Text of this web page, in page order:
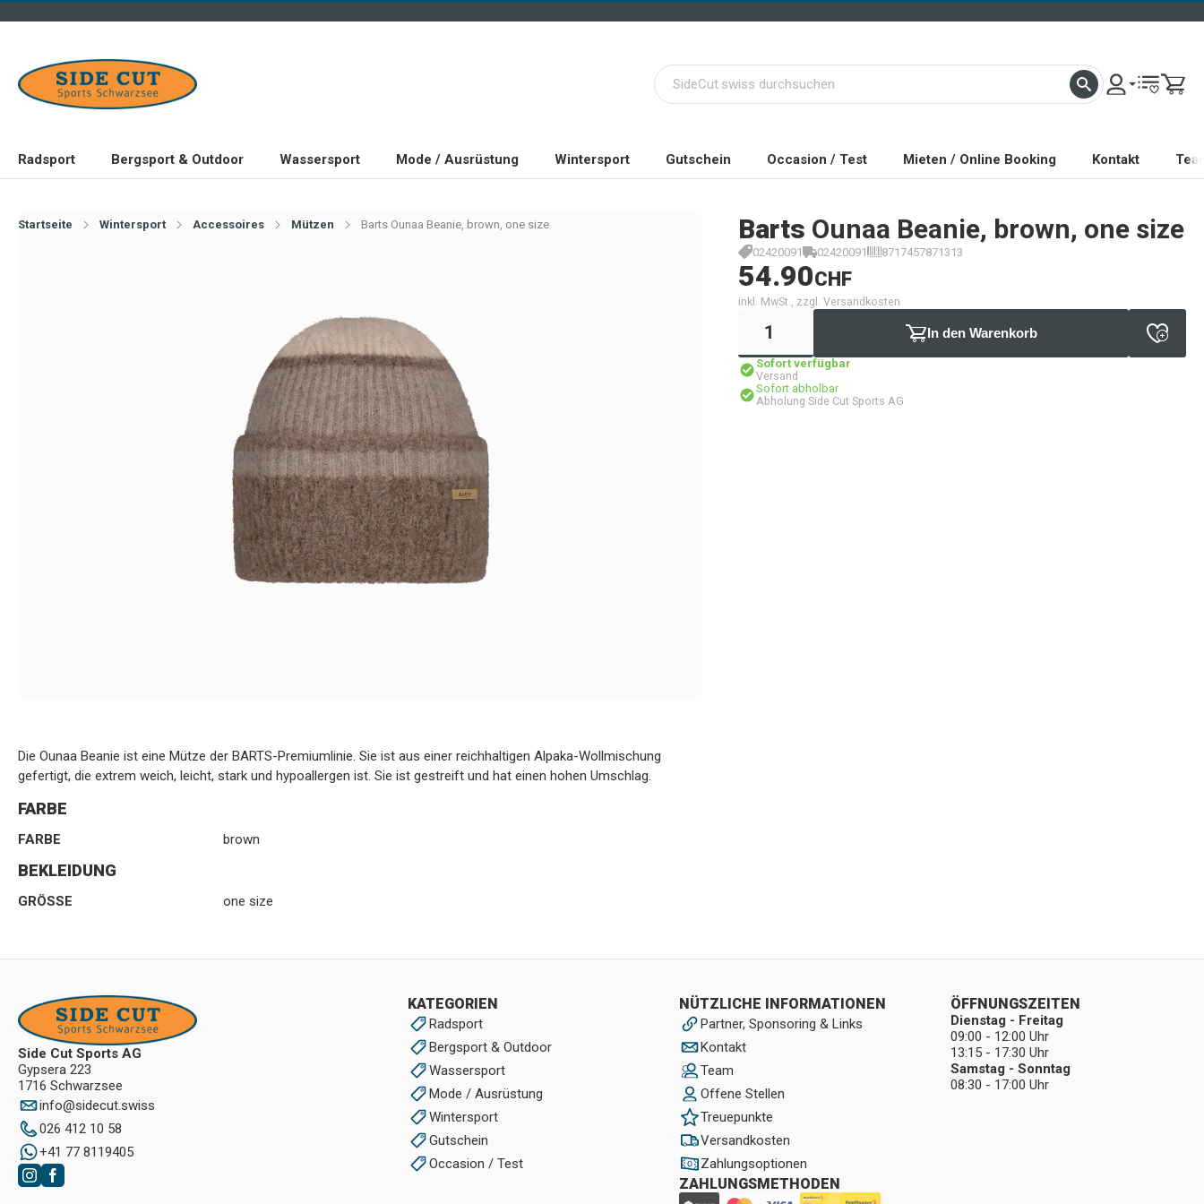
Radsport Bergsport & Outdoor Wassersport Mode / Ausrüstung Wintersport Gutschein Occasion / Test Mieten / Online Booking Kontakt
Startseite Wintersport Accessoires Mützen Barts Ounaa Beanie, brown, one size Barts Ounaa Beanie, brown, one size
02420091 02420091 8717457871313
54.90CHF
inkl. MwSt., zzgl. Versandkosten
In den Warenkorb
Sofort verfügbar
Versand
Sofort abholbar
Abholung Side Cut Sports AG
Die Ounaa Beanie ist eine Mütze der BARTS-Premiumlinie. Sie ist aus einer reichhaltigen Alpaka-Wollmischung
gefertigt, die extrem weich, leicht, stark und hypoallergen ist. Sie ist gestreift und hat einen hohen Umschlag.
FARBE
FARBE brown
BEKLEIDUNG
GRÖSSE one size
Side Cut Sports AG
Gypsera 223
1716 Schwarzsee
info@sidecut.swiss
026 412 10 58
+41 77 8119405
KATEGORIEN
Radsport
Bergsport & Outdoor
Wassersport
Mode / Ausrüstung
Wintersport
Gutschein
Occasion / Test
NÜTZLICHE INFORMATIONEN
Partner, Sponsoring & Links
Kontakt
Team
Offene Stellen
Treuepunkte
Versandkosten
Zahlungsoptionen
ZAHLUNGSMETHODEN
ÖFFNUNGSZEITEN
Dienstag - Freitag
09:00 - 12:00 Uhr
13:15 - 17:30 Uhr
Samstag - Sonntag
08:30 - 17:00 Uhr